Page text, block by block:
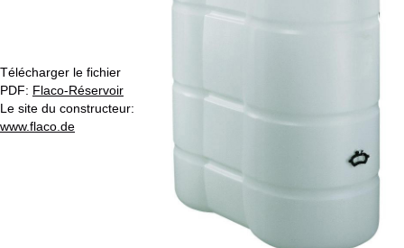
Télécharger le fichier
PDF: Flaco-Réservoir
Le site du constructeur:
www.flaco.de